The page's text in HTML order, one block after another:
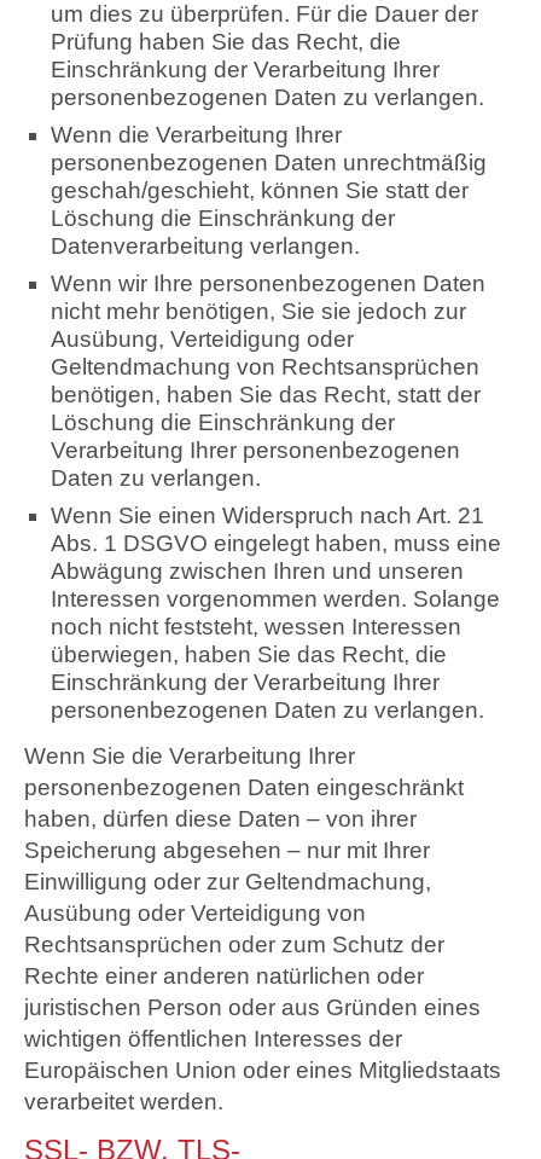
um dies zu überprüfen. Für die Dauer der
Prüfung haben Sie das Recht, die
Einschränkung der Verarbeitung Ihrer
personenbezogenen Daten zu verlangen.
Wenn die Verarbeitung Ihrer
personenbezogenen Daten unrechtmäßig
geschah/geschieht, können Sie statt der
Löschung die Einschränkung der
Datenverarbeitung verlangen.
Wenn wir Ihre personenbezogenen Daten
nicht mehr benötigen, Sie sie jedoch zur
Ausübung, Verteidigung oder
Geltendmachung von Rechtsansprüchen
benötigen, haben Sie das Recht, statt der
Löschung die Einschränkung der
Verarbeitung Ihrer personenbezogenen
Daten zu verlangen.
Wenn Sie einen Widerspruch nach Art. 21
Abs. 1 DSGVO eingelegt haben, muss eine
Abwägung zwischen Ihren und unseren
Interessen vorgenommen werden. Solange
noch nicht feststeht, wessen Interessen
überwiegen, haben Sie das Recht, die
Einschränkung der Verarbeitung Ihrer
personenbezogenen Daten zu verlangen.
Wenn Sie die Verarbeitung Ihrer
personenbezogenen Daten eingeschränkt
haben, dürfen diese Daten – von ihrer
Speicherung abgesehen – nur mit Ihrer
Einwilligung oder zur Geltendmachung,
Ausübung oder Verteidigung von
Rechtsansprüchen oder zum Schutz der
Rechte einer anderen natürlichen oder
juristischen Person oder aus Gründen eines
wichtigen öffentlichen Interesses der
Europäischen Union oder eines Mitgliedstaats
verarbeitet werden.
SSL- BZW. TLS-